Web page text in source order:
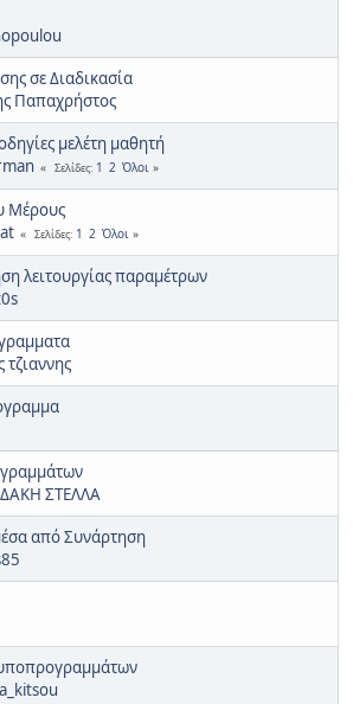
σε Διαδικασία
Παπαχρήστος
μελέτη μαθητή
Σελίδες 1 2 Όλοι
Μέρους
Σελίδες 1 2 Όλοι
λειτουργίας παραμέτρων
τζιαννης
ΣΤΕΛΛΑ
από Συνάρτηση